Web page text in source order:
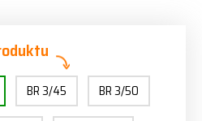
BR 3/45 BR 3/50